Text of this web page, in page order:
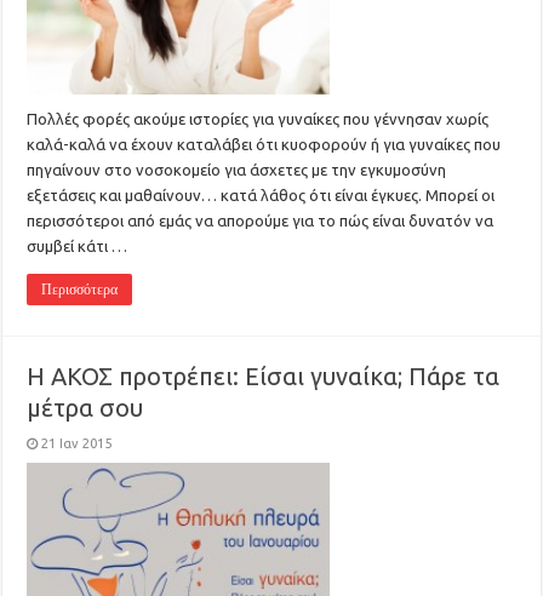
Πολλές φορές ακούμε ιστορίες για γυναίκες που γέννησαν χωρίς
καλά-καλά να έχουν καταλάβει ότι κυοφορούν ή για γυναίκες που
πηγαίνουν στο νοσοκομείο για άσχετες με την εγκυμοσύνη
εξετάσεις και μαθαίνουν… κατά λάθος ότι είναι έγκυες. Μπορεί οι
περισσότεροι από εμάς να απορούμε για το πώς είναι δυνατόν να
συμβεί κάτι …
Περισσότερα
Η ΑΚΟΣ προτρέπει: Είσαι γυναίκα; Πάρε τα
μέτρα σου
21 Ιαν 2015